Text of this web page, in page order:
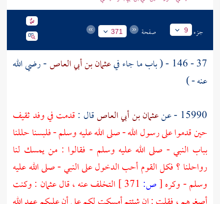
جزء 9 صفحة 371
37 - 146 - ( باب ما جاء في عثمان بن أبي العاص- رضي الله
عنه - )
15990 - عن
عثمان بن أبي العاصقال :قدمت في وفدثقيف
حين قدموا على رسول الله - صلى الله عليه وسلم - فلبسنا حللنا
بباب النبي - صلى الله عليه وسلم - فقالوا : من يمسك لنا
رواحلنا ؟ فكل القوم أحب الدخول على النبي - صلى الله عليه
وسلم - وكره[ص: التخلف عنه ، قالعثمان : وكنت